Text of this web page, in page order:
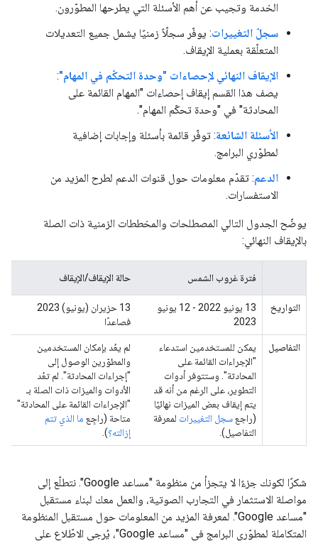
الخدمة وتجيب عن أهم الأسئلة التي يطرحها المطوّرون.
سجلّ التغييرات: يوفّر سجلّاً زمنيًا يشمل جميع التعديلات
المتعلّقة بعملية الإيقاف.
الإيقاف النهائي لإحصاءات "وحدة التحكّم في المهام":
يصف هذا القسم إيقاف إحصاءات "المهام القائمة على
المحادثة" في "وحدة تحكّم المهام".
الأسئلة الشائعة: توفّر قائمة بأسئلة وإجابات إضافية
لمطوّري البرامج.
الدعم: تقدّم معلومات حول قنوات الدعم لطرح المزيد من
الاستفسارات.
يوضّح الجدول التالي المصطلحات والمخططات الزمنية ذات الصلة
بالإيقاف النهائي:
فترة غروب الشمس حالة الإيقاف/الإيقاف
التواريخ
13 يونيو 2022 - 12 يونيو
2023
13 حزيران (يونيو) 2023
فصاعدًا
التفاصيل
يمكن للمستخدمين استدعاء
"الإجراءات القائمة على
المحادثة". وستتوفر أدوات
التطوير، على الرغم من أنه قد
يتم إيقاف بعض الميزات نهائيًا
(راجعسجل التغييرات لمعرفة
التفاصيل).
لم يعُد بإمكان المستخدمين
والمطوّرين الوصول إلى
"إجراءات المحادثة". لم تعُد
الأدوات والميزات ذات الصلة بـ
"الإجراءات القائمة على المحادثة"
متاحة (راجِع ما الذي تتم
إزالته؟).
شكرًا لكونك جزءًا لا يتجزأ من منظومة "مساعد Google". نتطلّع إلى
مواصلة الاستثمار في التجارب الصوتية، والعمل معك لبناء مستقبل
"مساعد Google". لمعرفة المزيد من المعلومات حول مستقبل المنظومة
المتكاملة لمطوّري البرامج في "مساعد Google"، يُرجى الاطّلاع على